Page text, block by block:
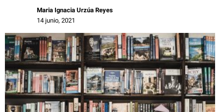
Maria Ignacia Urzúa Reyes
14 junio, 2021